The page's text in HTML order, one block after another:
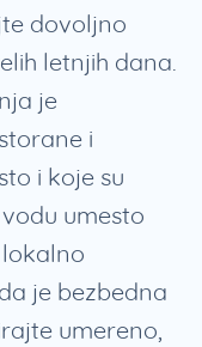
dovoljno
letnjih dana.
je
i
i koje su
umesto
je bezbedna
umereno,